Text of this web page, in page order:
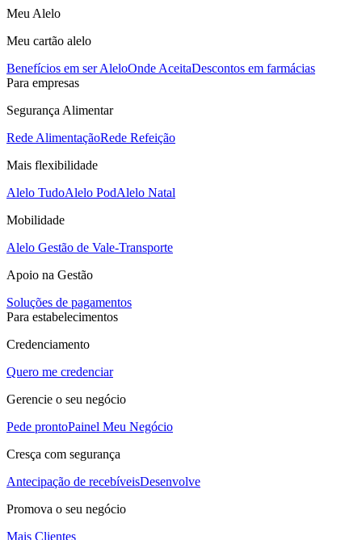
Meu Alelo
Meu cartão alelo
Benefícios em ser AleloOnde AceitaDescontos em farmácias
Para empresas
Segurança Alimentar
Rede AlimentaçãoRede Refeição
Mais flexibilidade
Alelo TudoAlelo PodAlelo Natal
Mobilidade
Alelo Gestão de Vale-Transporte
Apoio na Gestão
Soluções de pagamentos
Para estabelecimentos
Credenciamento
Quero me credenciar
Gerencie o seu negócio
Pede prontoPainel Meu Negócio
Cresça com segurança
Antecipação de recebíveisDesenvolve
Promova o seu negócio
Mais Clientes